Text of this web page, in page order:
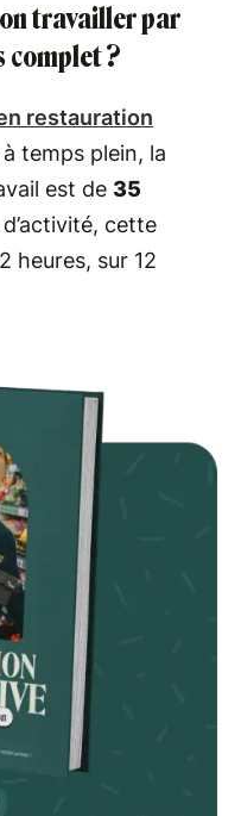
travailler par
complet ?
restauration
temps plein, la
est de 35
cette
heures, sur 12